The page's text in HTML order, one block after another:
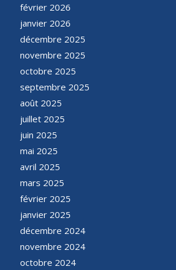
février 2026
janvier 2026
décembre 2025
novembre 2025
octobre 2025
septembre 2025
août 2025
juillet 2025
juin 2025
mai 2025
avril 2025
mars 2025
février 2025
janvier 2025
décembre 2024
novembre 2024
octobre 2024